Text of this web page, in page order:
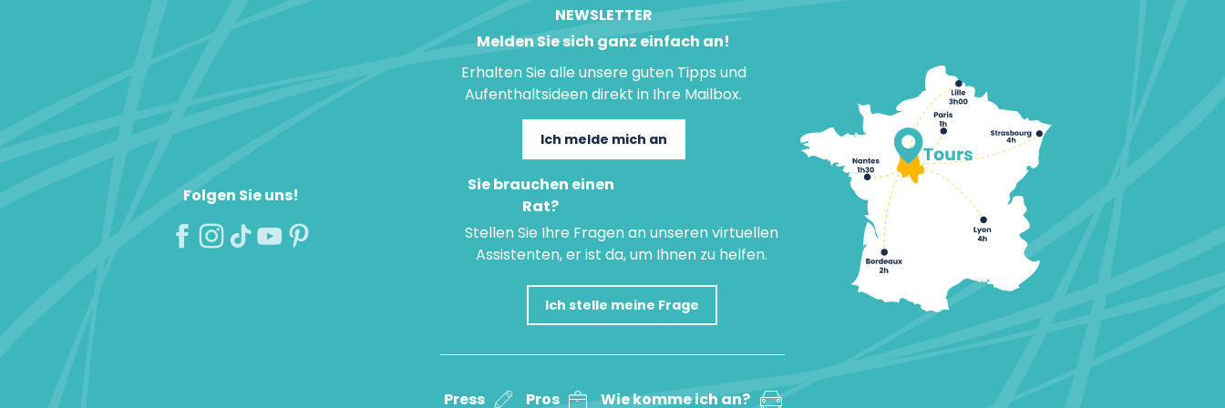
Folgen Sie uns!
NEWSLETTER
Melden Sie sich ganz einfach an!
Erhalten Sie alle unsere guten Tipps und
Aufenthaltsideen direkt in Ihre Mailbox.
Ich melde mich an
Sie brauchen einen
Rat?
Stellen Sie Ihre Fragen an unseren virtuellen
Assistenten, er ist da, um Ihnen zu helfen.
Ich stelle meine Frage
Press Pros Wie komme ich an?